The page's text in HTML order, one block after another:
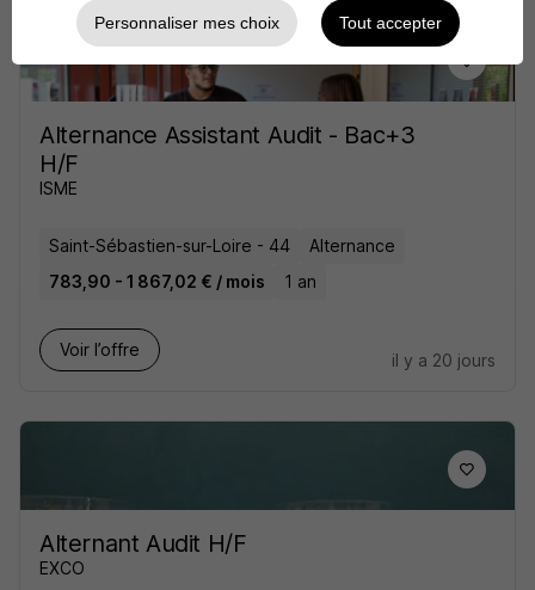
Alternance Assistant Audit - Bac+3
H/F
ISME
Saint-Sébastien-sur-Loire - 44
Alternance
783,90 - 1 867,02 € / mois
1 an
Voir l’offre
il y a 20 jours
Alternant Audit H/F
EXCO
Personnaliser mes choix Tout accepter